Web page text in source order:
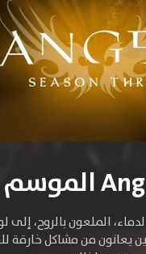
الملعون بالروح،
يعانون من مشاكل خارقة